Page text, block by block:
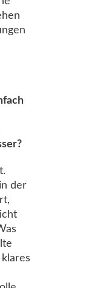
der